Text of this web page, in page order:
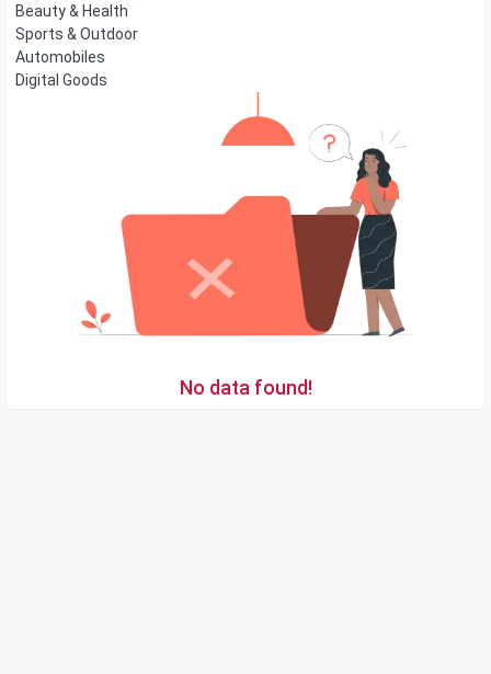
Beauty & Health
Sports & Outdoor
Automobiles
Digital Goods
No data found!